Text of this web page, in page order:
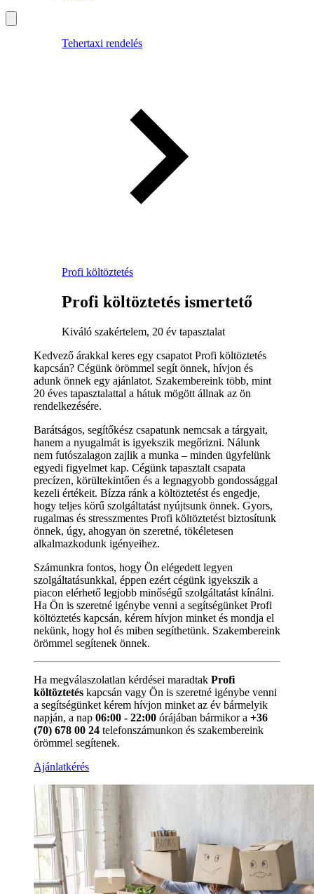
Tehertaxi rendelés
Profi költöztetés
Profi költöztetés ismertető
Kiváló szakértelem, 20 év tapasztalat
Kedvező árakkal keres egy csapatot Profi költöztetés
kapcsán? Cégünk örömmel segít önnek, hívjon és
adunk önnek egy ajánlatot. Szakembereink több, mint
20 éves tapasztalattal a hátuk mögött állnak az ön
rendelkezésére.
Barátságos, segítőkész csapatunk nemcsak a tárgyait,
hanem a nyugalmát is igyekszik megőrizni. Nálunk
nem futószalagon zajlik a munka – minden ügyfelünk
egyedi figyelmet kap. Cégünk tapasztalt csapata
precízen, körültekintően és a legnagyobb gondossággal
kezeli értékeit. Bízza ránk a költöztetést és engedje,
hogy teljes körű szolgáltatást nyújtsunk önnek. Gyors,
rugalmas és stresszmentes Profi költöztetést biztosítunk
önnek, úgy, ahogyan ön szeretné, tökéletesen
alkalmazkodunk igényeihez.
Számunkra fontos, hogy Ön elégedett legyen
szolgáltatásunkkal, éppen ezért cégünk igyekszik a
piacon elérhető legjobb minőségű szolgáltatást kínálni.
Ha Ön is szeretné igénybe venni a segítségünket Profi
költöztetés kapcsán, kérem hívjon minket és mondja el
nekünk, hogy hol és miben segíthetünk. Szakembereink
örömmel segítenek önnek.
Ha megválaszolatlan kérdései maradtak Profi
költöztetés kapcsán vagy Ön is szeretné igénybe venni
a segítségünket kérem hívjon minket az év bármelyik
napján, a nap 06:00 - 22:00 órájában bármikor a +36
(70) 678 00 24 telefonszámunkon és szakembereink
örömmel segítenek.
Ajánlatkérés